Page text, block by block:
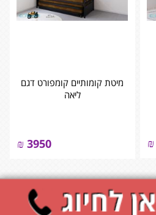
₪
מיטת קומותיים קומפורט דגם
ליאה
3950
₪